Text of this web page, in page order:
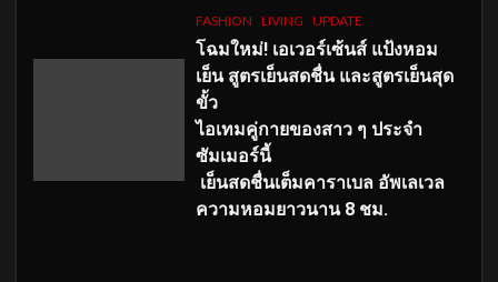
FASHION LIVING UPDATE
โฉมใหม่! เอเวอร์เซ้นส์ แป้งหอม
เย็น สูตรเย็นสดชื่น และสูตรเย็นสุด
ขั้ว
ไอเทมคู่กายของสาว ๆ ประจำ
ซัมเมอร์นี้
เย็นสดชื่นเต็มคาราเบล อัพเลเวล
ความหอมยาวนาน 8 ชม.